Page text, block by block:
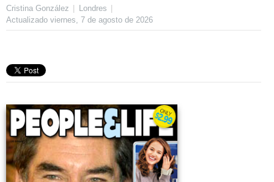
Cristina González
Londres
Actualizado viernes, 7 de agosto de 2026